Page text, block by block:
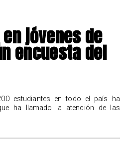
jóvenes de
encuesta del
estudiantes en todo el país ha
ha llamado la atención de las